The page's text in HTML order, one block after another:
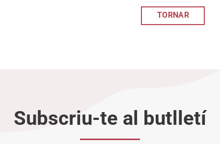
TORNAR
Subscriu-te al butlletí